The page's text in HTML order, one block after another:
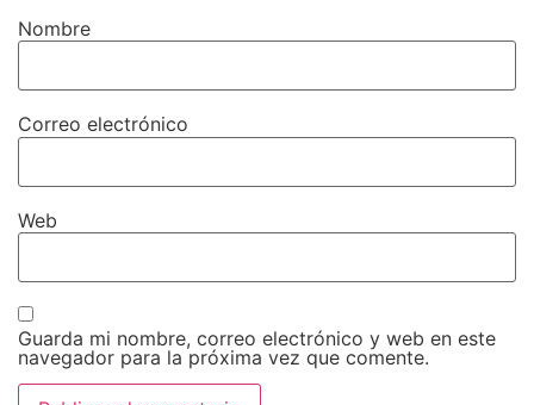
Nombre
Correo electrónico
Web
Guarda mi nombre, correo electrónico y web en este
navegador para la próxima vez que comente.